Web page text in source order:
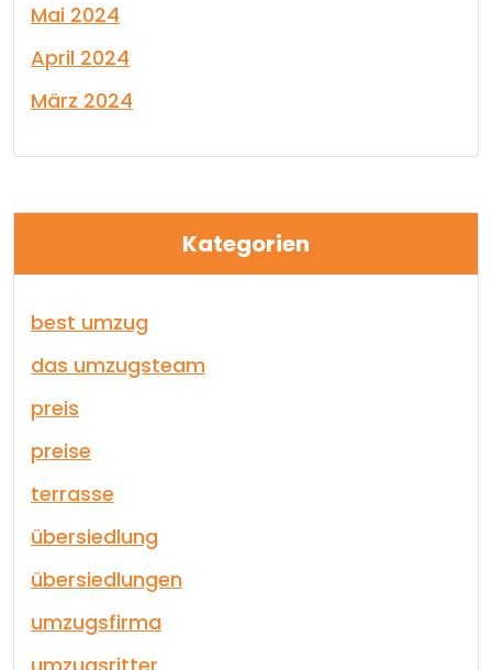
Mai 2024
April 2024
März 2024
Kategorien
best umzug
das umzugsteam
preis
preise
terrasse
übersiedlung
übersiedlungen
umzugsfirma